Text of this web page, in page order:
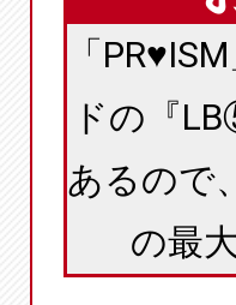
「
ドの『
あるので
の最